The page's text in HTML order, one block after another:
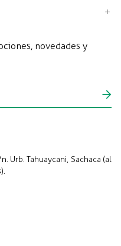
Urb. Tahuaycani, Sachaca (al
novedades y